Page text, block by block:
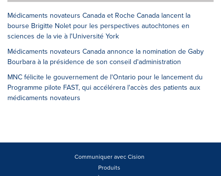
Médicaments novateurs Canada et Roche Canada lancent la
bourse Brigitte Nolet pour les perspectives autochtones en
sciences de la vie à l'Université York
Médicaments novateurs Canada annonce la nomination de Gaby
Bourbara à la présidence de son conseil d'administration
MNC félicite le gouvernement de l'Ontario pour le lancement du
Programme pilote FAST, qui accélérera l'accès des patients aux
médicaments novateurs
Communiquer avec Cision
Produits